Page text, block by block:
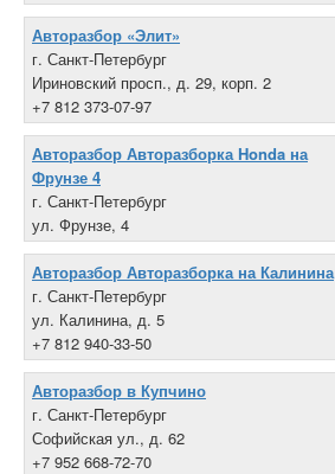
Авторазбор «Элит»
г. Санкт-Петербург
Ириновский просп., д. 29, корп. 2
+7 812 373-07-97
Авторазбор Авторазборка Honda на
Фрунзе 4
г. Санкт-Петербург
ул. Фрунзе, 4
+7 812 386-80-00
Авторазбор Авторазборка на Калинина
г. Санкт-Петербург
ул. Калинина, д. 5
+7 812 940-33-50
Авторазбор в Купчино
г. Санкт-Петербург
Софийская ул., д. 62
+7 952 668-72-70